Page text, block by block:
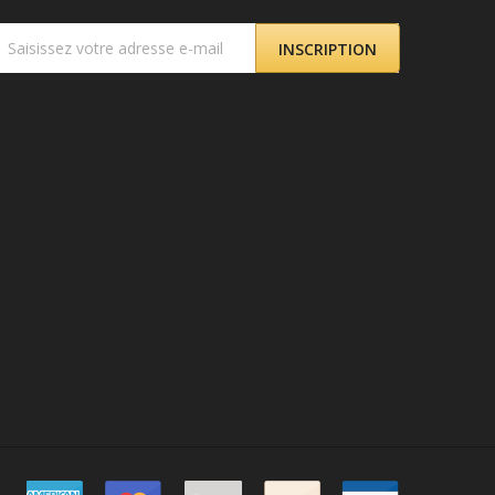
INSCRIPTION